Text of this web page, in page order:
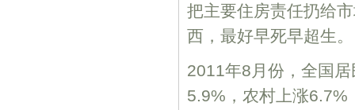
把主要住房责任扔给
西，最好早死早超生。
2011年8月份，全国
5.9%，农村上涨6.7%